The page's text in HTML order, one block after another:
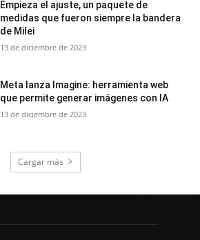
Empieza el ajuste, un paquete de
medidas que fueron siempre la bandera
de Milei
13 de diciembre de 2023
Meta lanza Imagine: herramienta web
que permite generar imágenes con IA
13 de diciembre de 2023
Cargar más